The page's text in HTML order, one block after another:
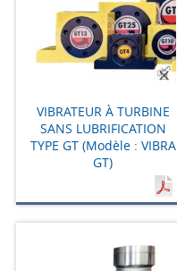
VIBRATEUR À TURBINE
SANS LUBRIFICATION
TYPE GT (Modèle : VIBRA
GT)